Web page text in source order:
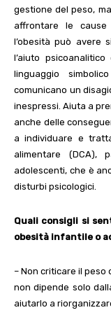
gestione del peso,
affrontare le cause
l’obesità può avere
l’aiuto
linguaggio
comunicano un
inespressi. Aiuta a
anche delle
a individuare e
alimentare
adolescenti, che è
disturbi psicologici.
Quali consigli si
obesità infantile o
– Non criticare il peso
non dipende solo
aiutarlo a